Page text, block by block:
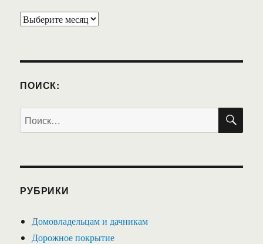
Архивы
ПОИСК:
Искать:
РУБРИКИ
Домовладельцам и дачникам
Дорожное покрытие